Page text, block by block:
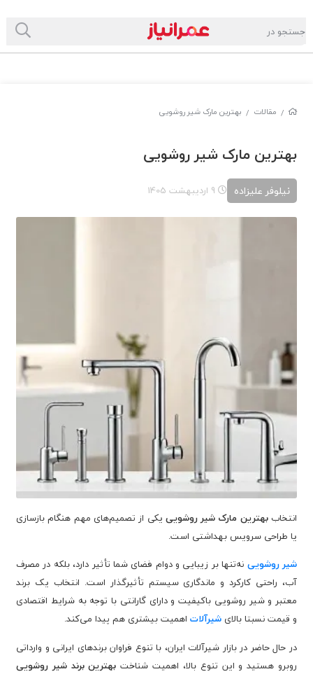
/ مقالات / بهترین مارک شیر روشویی
بهترین مارک شیر روشویی
نیلوفر علیزاده
انتخاببهترین مارک شیر روشویی یکی از تصمیم‌های مهم هنگام بازسازی
یا طراحی سرویس بهداشتی است.
شیر روشویی نه‌تنها بر زیبایی و دوام فضای شما تأثیر دارد، بلکه در مصرف
آب، راحتی کارکرد و ماندگاری سیستم تأثیرگذار است. انتخاب یک برند
معتبر و شیر روشویی باکیفیت و دارای گارانتی با توجه به شرایط اقتصادی
و قیمت‌ نسبتا بالای شیرآلات اهمیت بیشتری هم پیدا می‌کند.
در حال حاضر در بازار شیرآلات ایران، با تنوع فراوان برندهای ایرانی و وارداتی
روبرو هستید و این تنوع بالا، اهمیت شناخت بهترین برند شیر روشویی